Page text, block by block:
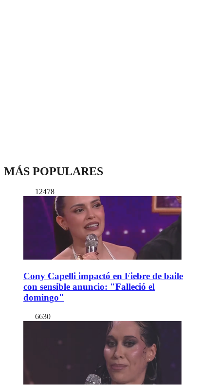
MÁS POPULARES
12478
Cony Capelli impactó en Fiebre de baile
con sensible anuncio: "Falleció el
domingo"
6630